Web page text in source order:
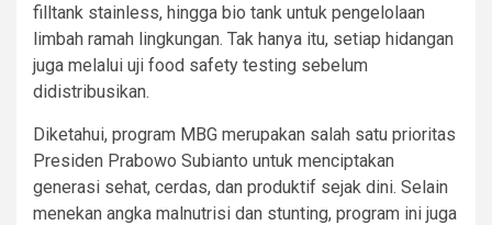
filltank stainless, hingga bio tank untuk pengelolaan
limbah ramah lingkungan. Tak hanya itu, setiap hidangan
juga melalui uji food safety testing sebelum
didistribusikan.
Diketahui, program MBG merupakan salah satu prioritas
Presiden Prabowo Subianto untuk menciptakan
generasi sehat, cerdas, dan produktif sejak dini. Selain
menekan angka malnutrisi dan stunting, program ini juga